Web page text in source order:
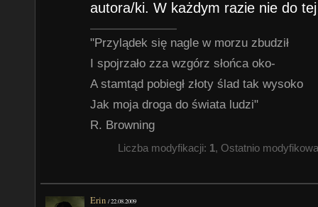
autora/ki. W każdym razie nie do
"Przylądek się nagle w morzu zbudził
I spojrzało zza wzgórz słońca oko-
A stamtąd pobiegł złoty ślad tak wysoko
Jak moja droga do świata ludzi"
R. Browning
Liczba modyfikacji: 1, Ostatnio
Erin /22.08.2009